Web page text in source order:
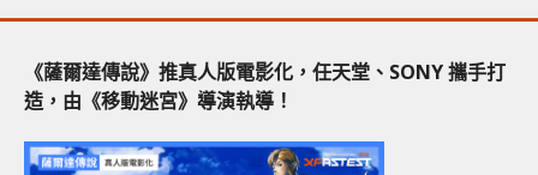
《薩爾達傳說》推真人版電影化，任天堂、SONY 攜手打
造，由《移動迷宮》導演執導！